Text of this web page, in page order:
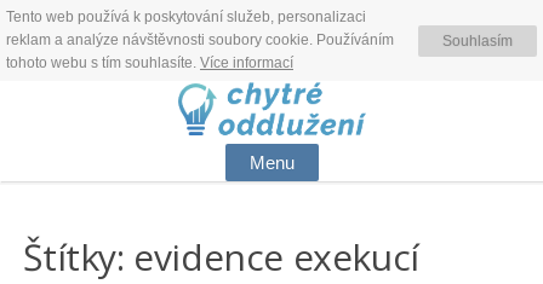
Tento web používá k poskytování služeb, personalizaci
reklam a analýze návštěvnosti soubory cookie. Používáním
tohoto webu s tím souhlasíte. Více informací
Souhlasím
Menu
content
Štítky: evidence exekucí